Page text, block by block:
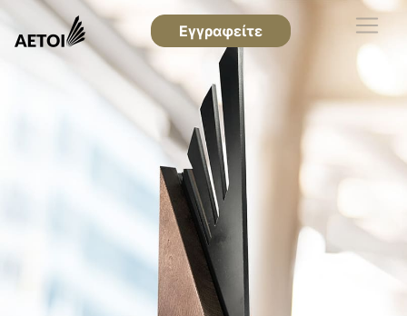
Εγγραφείτε